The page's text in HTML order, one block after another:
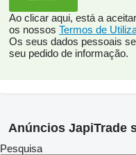
Ao clicar aqui, está a
os nossos Termos de
Os seus dados pessoais
seu pedido de informação.
Anúncios JapiTrade
Pesquisa